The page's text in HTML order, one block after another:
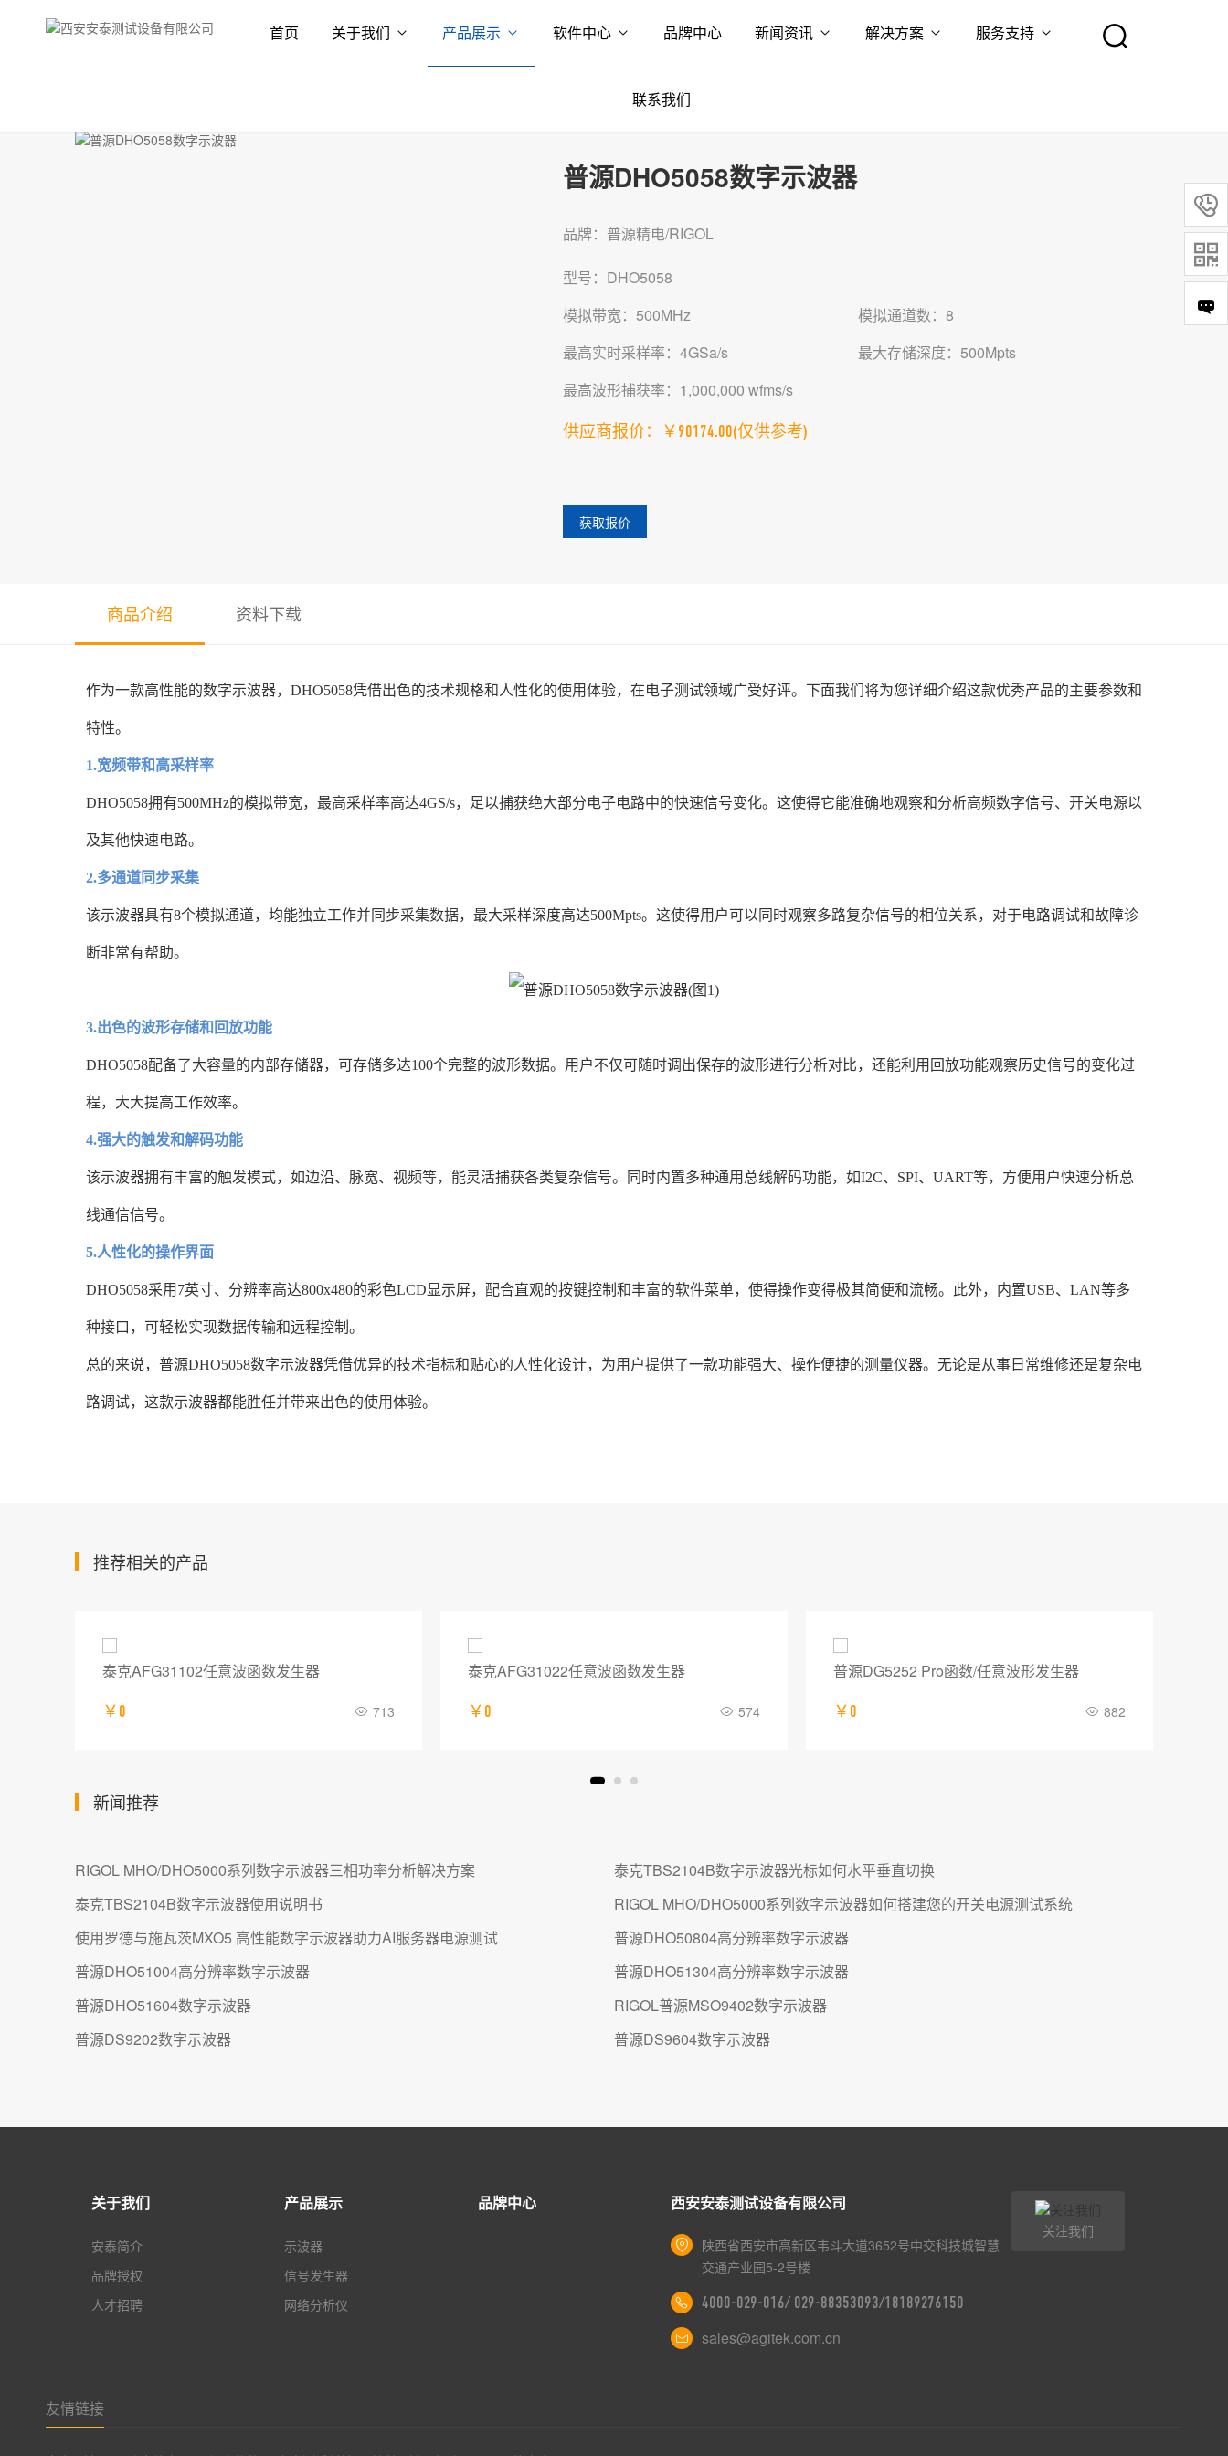
首页 关于我们 产品展示 软件中心 品牌中心 新闻资讯 解决方案 服务支持
联系我们
普源DHO5058数字示波器
品牌：普源精电/RIGOL
型号：DHO5058
模拟带宽：500MHz
模拟通道数：8
最高实时采样率：4GSa/s
最大存储深度：500Mpts
最高波形捕获率：1,000,000 wfms/s
供应商报价：￥90174.00(仅供参考)
获取报价
商品介绍 资料下载
作为一款高性能的数字示波器，DHO5058凭借出色的技术规格和人性化的使用体验，在电子测试领域广受好评。下面我们将为您详细介绍这款优秀产品的主要参数和
特性。
1.宽频带和高采样率
DHO5058拥有500MHz的模拟带宽，最高采样率高达4GS/s，足以捕获绝大部分电子电路中的快速信号变化。这使得它能准确地观察和分析高频数字信号、开关电源以
及其他快速电路。
2.多通道同步采集
该示波器具有8个模拟通道，均能独立工作并同步采集数据，最大采样深度高达500Mpts。这使得用户可以同时观察多路复杂信号的相位关系，对于电路调试和故障诊
断非常有帮助。
3.出色的波形存储和回放功能
DHO5058配备了大容量的内部存储器，可存储多达100个完整的波形数据。用户不仅可随时调出保存的波形进行分析对比，还能利用回放功能观察历史信号的变化过
程，大大提高工作效率。
4.强大的触发和解码功能
该示波器拥有丰富的触发模式，如边沿、脉宽、视频等，能灵活捕获各类复杂信号。同时内置多种通用总线解码功能，如I2C、SPI、UART等，方便用户快速分析总
线通信信号。
5.人性化的操作界面
DHO5058采用7英寸、分辨率高达800x480的彩色LCD显示屏，配合直观的按键控制和丰富的软件菜单，使得操作变得极其简便和流畅。此外，内置USB、LAN等多
种接口，可轻松实现数据传输和远程控制。
总的来说，普源DHO5058数字示波器凭借优异的技术指标和贴心的人性化设计，为用户提供了一款功能强大、操作便捷的测量仪器。无论是从事日常维修还是复杂电
路调试，这款示波器都能胜任并带来出色的使用体验。
推荐相关的产品
泰克AFG31102任意波函数发生器
￥0 713
泰克AFG31022任意波函数发生器
￥0 574
普源DG5252 Pro函数/任意波形发生器
￥0 882
新闻推荐
RIGOL MHO/DHO5000系列数字示波器三相功率分析解决方案
泰克TBS2104B数字示波器光标如何水平垂直切换
泰克TBS2104B数字示波器使用说明书
RIGOL MHO/DHO5000系列数字示波器如何搭建您的开关电源测试系统
使用罗德与施瓦茨MXO5 高性能数字示波器助力AI服务器电源测试
普源DHO50804高分辨率数字示波器
普源DHO51004高分辨率数字示波器
普源DHO51304高分辨率数字示波器
普源DHO51604数字示波器
RIGOL普源MSO9402数字示波器
普源DS9202数字示波器
普源DS9604数字示波器
关于我们
安泰简介
品牌授权
人才招聘
产品展示
示波器
信号发生器
网络分析仪
品牌中心 西安安泰测试设备有限公司
陕西省西安市高新区韦斗大道3652号中交科技城智慧
交通产业园5-2号楼
4000-029-016/ 029-88353093/18189276150
sales@agitek.com.cn
关注我们
友情链接

